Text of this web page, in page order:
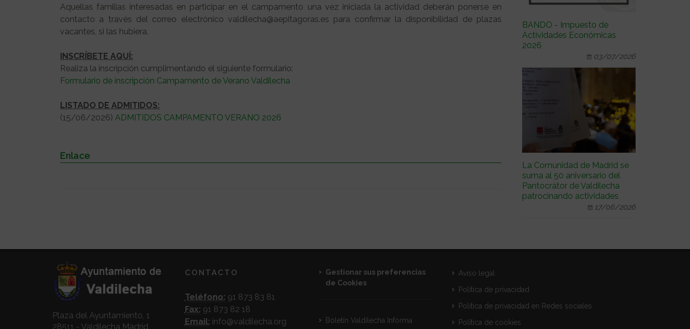
Aquellas familias interesadas en participar en el campamento una vez iniciada la actividad deberán ponerse en
contacto a través del correo electrónico valdilecha@aepitagoras.es para confirmar la disponibilidad de plazas
vacantes, si las hubiera.
INSCRÍBETE AQUÍ:
Realiza la inscripción cumplimentando el siguiente formulario:
Formulario de inscripción Campamento de Verano Valdilecha
LISTADO DE ADMITIDOS:
(15/06/2026) ADMITIDOS CAMPAMENTO VERANO 2026
Enlace
BANDO - Impuesto de
Actividades Económicas
2026
03/07/2026
La Comunidad de Madrid se
suma al 50 aniversario del
Pantocrátor de Valdilecha
patrocinando actividades
17/06/2026
Plaza del Ayuntamiento, 1
28511 - Valdilecha Madrid
CONTACTO
Teléfono: 91 873 83 81
Fax: 91 873 82 18
Email: info@valdilecha.org
Gestionar sus preferencias
de Cookies
Boletín Valdilecha Informa
Aviso legal
Política de privacidad
Política de privacidad en Redes sociales
Política de cookies